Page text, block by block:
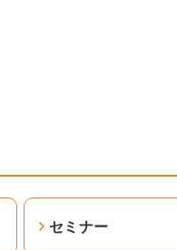
セミナー